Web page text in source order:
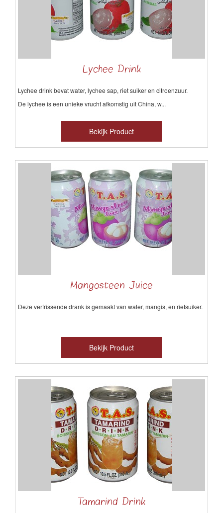
Lychee Drink
Lychee drink bevat water, lychee sap, riet suiker en citroenzuur.
De lychee is een unieke vrucht afkomstig uit China, w...
Bekijk Product
Mangosteen Juice
Deze verfrissende drank is gemaakt van water, mangis, en rietsuiker.
Bekijk Product
Tamarind Drink